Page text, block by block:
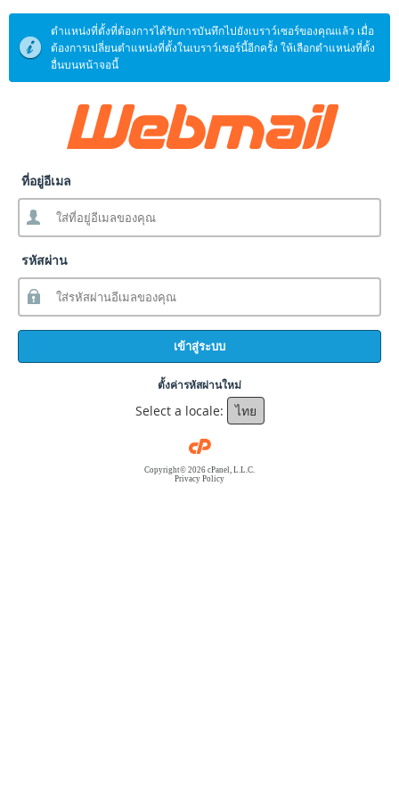
ตำแหน่งที่ตั้งที่ต้องการได้รับการบันทึกไปยังเบราว์เซอร์ของคุณแล้ว เมื่อ
ต้องการเปลี่ยนตำแหน่งที่ตั้งในเบราว์เซอร์นี้อีกครั้ง ให้เลือกตำแหน่งที่ตั้ง
อื่นบนหน้าจอนี้
ที่อยู่อีเมล
รหัสผ่าน
เข้าสู่ระบบ
ตั้งค่ารหัสผ่านใหม่
Select a locale: ไทย
Copyright© 2026 cPanel, L.L.C.
Privacy Policy